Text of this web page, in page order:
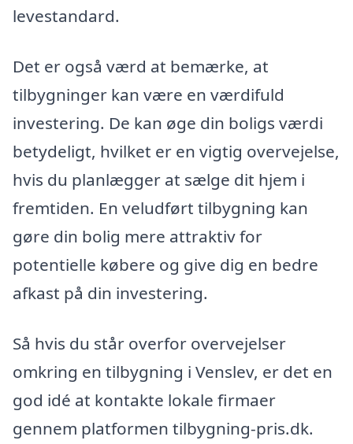
levestandard.
Det er også værd at bemærke, at
tilbygninger kan være en værdifuld
investering. De kan øge din boligs værdi
betydeligt, hvilket er en vigtig overvejelse,
hvis du planlægger at sælge dit hjem i
fremtiden. En veludført tilbygning kan
gøre din bolig mere attraktiv for
potentielle købere og give dig en bedre
afkast på din investering.
Så hvis du står overfor overvejelser
omkring en tilbygning i Venslev, er det en
god idé at kontakte lokale firmaer
gennem platformen tilbygning-pris.dk.